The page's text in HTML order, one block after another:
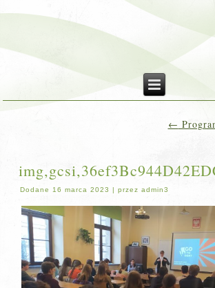
←
Dodane 16 marca 2023 |przez admin3